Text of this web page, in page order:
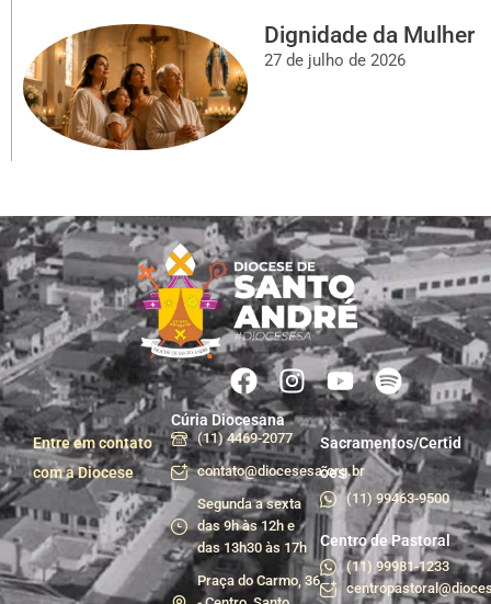
Dignidade da Mulher
27 de julho de 2026
Entre em contato
com a Diocese
Cúria Diocesana
(11) 4469-2077
contato@diocesesa.org.br
Segunda a sexta
das 9h às 12h e
das 13h30 às 17h
Praça do Carmo, 36
Sacramentos/Certid
ões
(11) 99463-9500
Centro de Pastoral
(11) 99981-1233